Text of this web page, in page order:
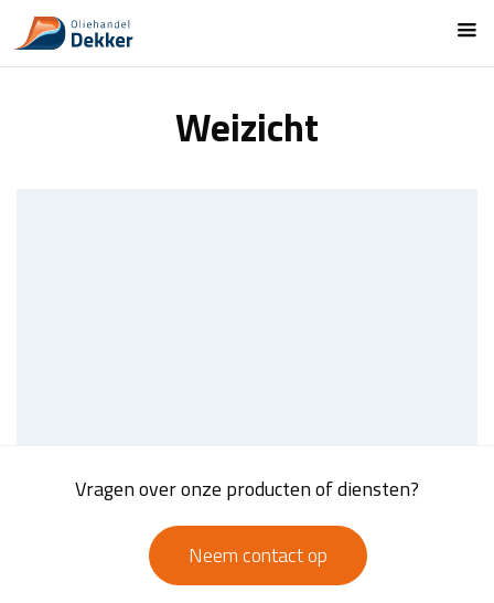
Weizicht
Vragen over onze producten of diensten?
Neem contact op